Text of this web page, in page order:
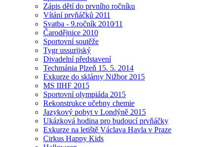
Zápis dětí do prvního ročníku
Vítání prvňáčků 2011
Svatba - 9.ročník 2010⁄11
Čarodějnice 2010
Sportovní soutěže
Tygr ussurijský
Divadelní představení
Techmánia Plzeň 15. 5. 2014
Exkurze do sklárny Nižbor 2015
MS IIHF 2015
Sportovní olympiáda 2015
Rekonstrukce učebny chemie
Jazykový pobyt v Londýně 2015
Ukázková hodina pro budoucí prvňáčky
Exkurze na letiště Václava Havla v Praze
Cirkus Happy Kids